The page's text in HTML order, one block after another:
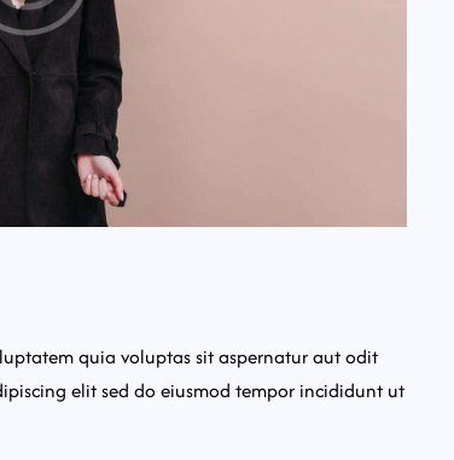
quia voluptas sit aspernatur aut odit
elit sed do eiusmod tempor incididunt ut